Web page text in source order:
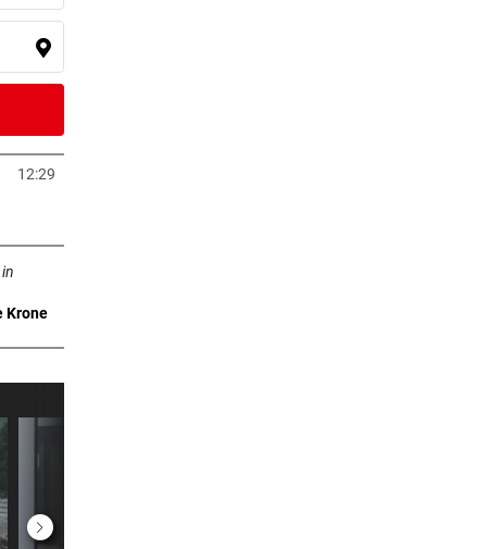
Minuten
Tag
Stunde
Stunde
12:29
Tab öffnen
neuem Tab öffnen
Krone